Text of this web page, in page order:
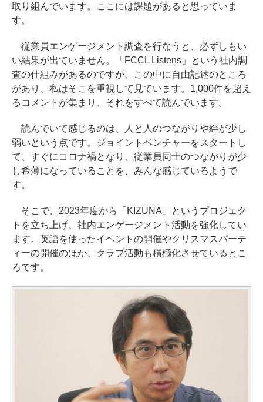
取り組んでいます。ここには課題があると思っていま
す。
従業員エンゲージメント調査を行なうと、必ずしもい
い結果が出ていません。「FCCL Listens」という社内調
査の仕組みがあるのですが、この中に自由記述のところ
があり、私はそこを重視して見ています。1,000件を超え
るコメントが集まり、それをすべて読んでいます。
読んでいて感じるのは、人と人のつながりや絆が少し
弱いという点です。ジョイントベンチャーをスタートし
て、すぐにコロナ禍となり、従業員同士のつながりが少
し希薄になっていることを、みんな感じているようで
す。
そこで、2023年度から「KIZUNA」というプロジェク
トを立ち上げ、社内エンゲージメント活動を強化してい
ます。英語を使ったイベントの開催やクリスマスパーテ
ィーの開催のほか、クラブ活動も積極化させているとこ
ろです。